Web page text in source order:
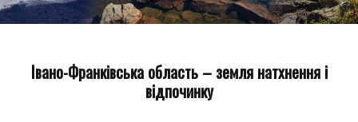
Івано-Франківська область – земля натхнення і
відпочинку